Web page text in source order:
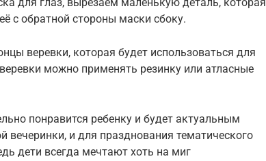
с обратной стороны маски сбоку.
веревки, которая будет использоваться для
можно применять резинку или атласные
понравится ребенку и будет актуальным
вечеринки, и для празднования тематического
дети всегда мечтают хоть на миг